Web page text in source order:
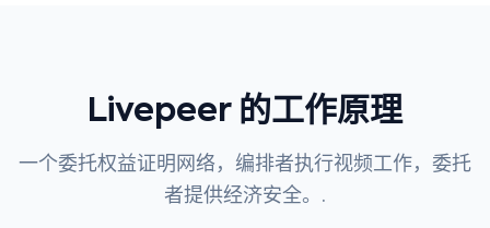
Livepeer 的工作原理
一个委托权益证明网络，编排者执行视频工作，委托
者提供经济安全。.